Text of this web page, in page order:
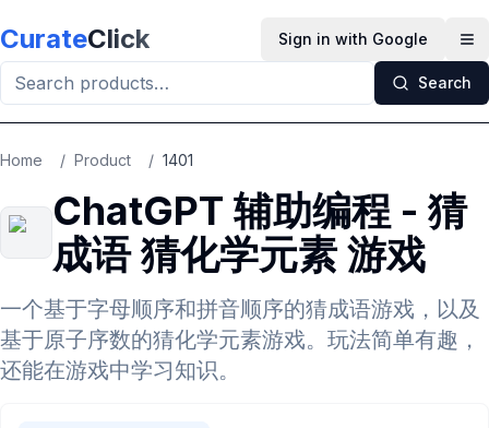
CurateClick Sign in with Google
Search
Home / Product / 1401
ChatGPT 辅助编程 - 猜
成语 猜化学元素 游戏
一个基于字母顺序和拼音顺序的猜成语游戏，以及
基于原子序数的猜化学元素游戏。玩法简单有趣，
还能在游戏中学习知识。